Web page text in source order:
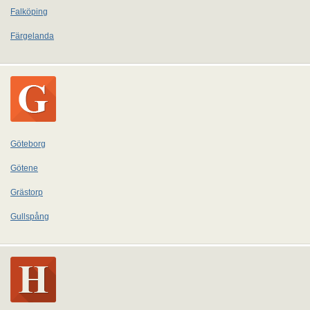
Falköping
Färgelanda
Göteborg
Götene
Grästorp
Gullspång